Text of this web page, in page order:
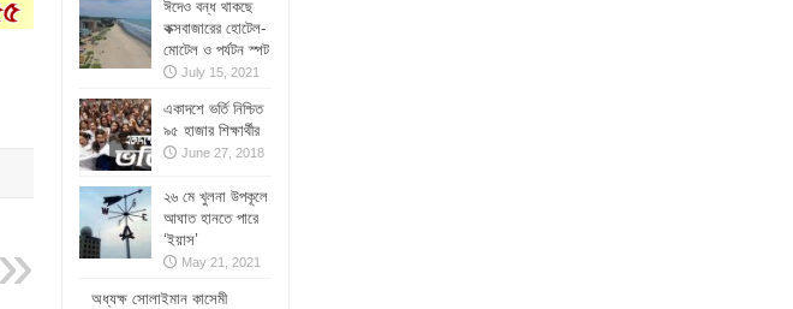
ঈদেও বন্ধ থাকছে
কক্সবাজারের হোটেল-
মোটেল ও পর্যটন স্পট
July 15, 2021
একাদশে ভর্তি নিশ্চিত
৯৫ হাজার শিক্ষার্থীর
June 27, 2018
২৬ মে খুলনা উপকূলে
আঘাত হানতে পারে
‘ইয়াস’
May 21, 2021
অধ্যক্ষ সোলাইমান কাসেমী